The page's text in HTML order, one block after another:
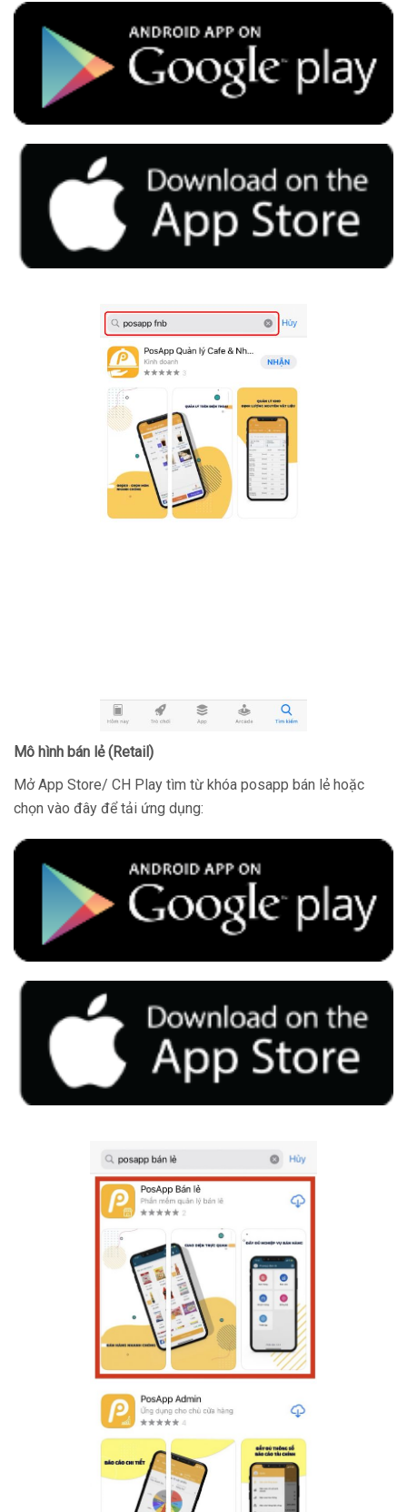
Mô hình bán lẻ (Retail)
Mở App Store/ CH Play tìm từ khóa posapp bán lẻ hoặc
chọn vào đây để tải ứng dụng: